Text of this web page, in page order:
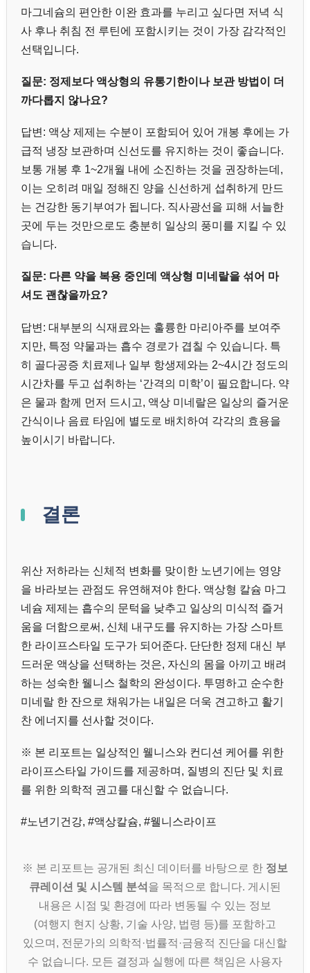
마그네슘의 편안한 이완 효과를 누리고 싶다면 저녁 식
사 후나 취침 전 루틴에 포함시키는 것이 가장 감각적인
선택입니다.
질문: 정제보다 액상형의 유통기한이나 보관 방법이 더
까다롭지 않나요?
답변: 액상 제제는 수분이 포함되어 있어 개봉 후에는 가
급적 냉장 보관하며 신선도를 유지하는 것이 좋습니다.
보통 개봉 후 1~2개월 내에 소진하는 것을 권장하는데,
이는 오히려 매일 정해진 양을 신선하게 섭취하게 만드
는 건강한 동기부여가 됩니다. 직사광선을 피해 서늘한
곳에 두는 것만으로도 충분히 일상의 풍미를 지킬 수 있
습니다.
질문: 다른 약을 복용 중인데 액상형 미네랄을 섞어 마
셔도 괜찮을까요?
답변: 대부분의 식재료와는 훌륭한 마리아주를 보여주
지만, 특정 약물과는 흡수 경로가 겹칠 수 있습니다. 특
히 골다공증 치료제나 일부 항생제와는 2~4시간 정도의
시간차를 두고 섭취하는 ‘간격의 미학’이 필요합니다. 약
은 물과 함께 먼저 드시고, 액상 미네랄은 일상의 즐거운
간식이나 음료 타임에 별도로 배치하여 각각의 효용을
높이시기 바랍니다.
결론
위산 저하라는 신체적 변화를 맞이한 노년기에는 영양
을 바라보는 관점도 유연해져야 한다. 액상형 칼슘 마그
네슘 제제는 흡수의 문턱을 낮추고 일상의 미식적 즐거
움을 더함으로써, 신체 내구도를 유지하는 가장 스마트
한 라이프스타일 도구가 되어준다. 단단한 정제 대신 부
드러운 액상을 선택하는 것은, 자신의 몸을 아끼고 배려
하는 성숙한 웰니스 철학의 완성이다. 투명하고 순수한
미네랄 한 잔으로 채워가는 내일은 더욱 견고하고 활기
찬 에너지를 선사할 것이다.
※ 본 리포트는 일상적인 웰니스와 컨디션 케어를 위한
라이프스타일 가이드를 제공하며, 질병의 진단 및 치료
를 위한 의학적 권고를 대신할 수 없습니다.
#노년기건강, #액상칼슘, #웰니스라이프
※ 본 리포트는 공개된 최신 데이터를 바탕으로 한 정보
큐레이션 및 시스템 분석 을 목적으로 합니다. 게시된
내용은 시점 및 환경에 따라 변동될 수 있는 정보
(여행지 현지 상황, 기술 사양, 법령 등)를 포함하고
있으며, 전문가의 의학적·법률적·금융적 진단을 대신할
수 없습니다. 모든 결정과 실행에 따른 책임은 사용자